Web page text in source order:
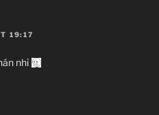
19:17
nhỉ